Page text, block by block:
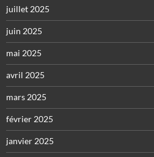
juillet 2025
juin 2025
mai 2025
avril 2025
mars 2025
février 2025
janvier 2025